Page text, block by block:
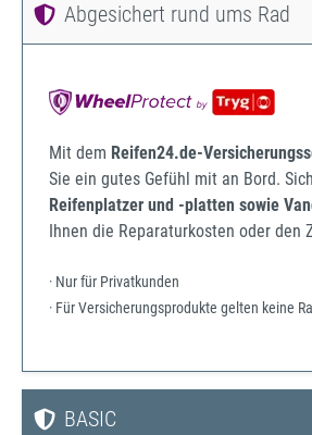
Abgesichert rund ums Rad
Mit dem Reifen24.de-
Sie ein gutes Gefühl mit an Bord.
Reifenplatzer und -platten sowie
Ihnen die Reparaturkosten oder den
· Nur für Privatkunden
· Für Versicherungsprodukte gelten keine
BASIC